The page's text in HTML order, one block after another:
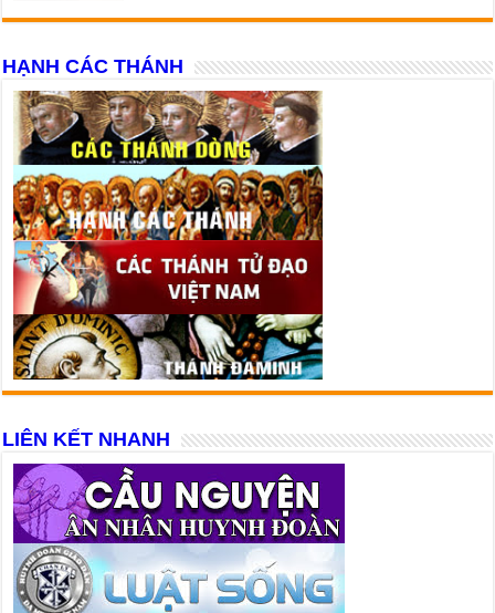
HẠNH CÁC THÁNH
LIÊN KẾT NHANH